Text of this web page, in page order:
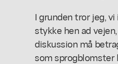
I grunden tror jeg,
stykke hen ad
diskussion må
som